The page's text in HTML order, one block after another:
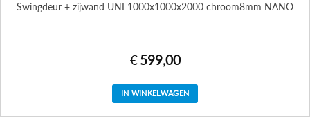
Swingdeur + zijwand UNI 1000x1000x2000 chroom8mm NANO
€ 599,00
IN WINKELWAGEN